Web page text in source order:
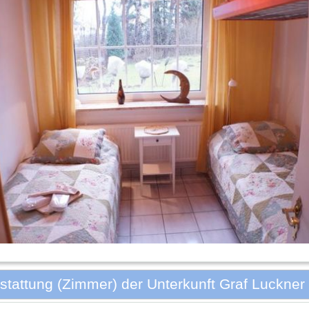
(Zimmer) der Unterkunft Graf Luckner